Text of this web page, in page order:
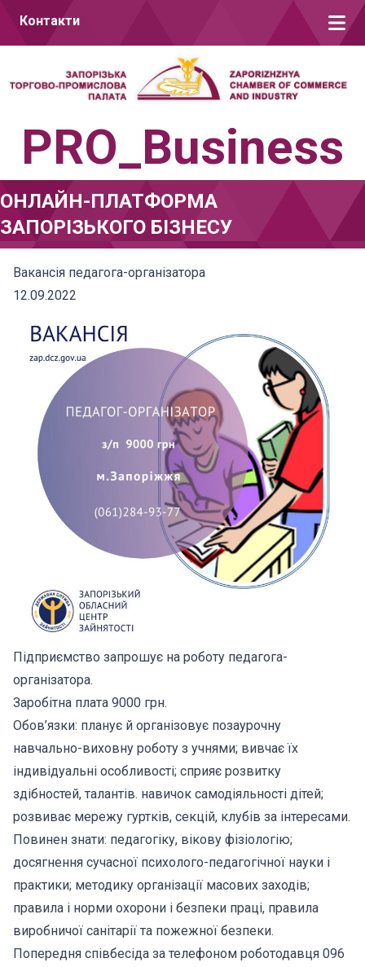
Контакти
PRO_Business
ОНЛАЙН-ПЛАТФОРМА
ЗАПОРІЗЬКОГО БІЗНЕСУ
Вакансія педагога-організатора
12.09.2022
Підприємство запрошує на роботу педагога-
організатора.
Заробітна плата 9000 грн.
Обов’язки: планує й організовує позаурочну
навчально-виховну роботу з учнями; вивчає їх
індивідуальні особливості; сприяє розвитку
здібностей, талантів. навичок самодіяльності дітей;
розвиває мережу гуртків, секцій, клубів за інтересами.
Повинен знати: педагогіку, вікову фізіологію;
досягнення сучасної психолого-педагогічної науки і
практики; методику організації масових заходів;
правила і норми охорони і безпеки праці, правила
виробничої санітарії та пожежної безпеки.
Попередня співбесіда за телефоном роботодавця 096